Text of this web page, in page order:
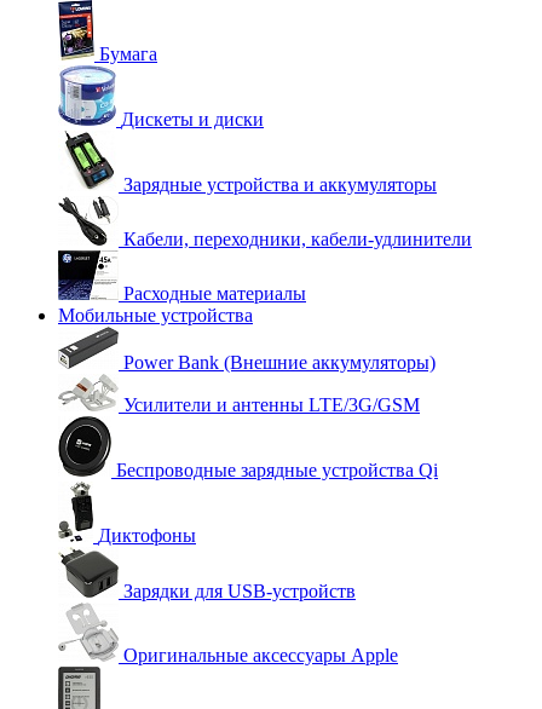
Бумага
Дискеты и диски
Зарядные устройства и аккумуляторы
Кабели, переходники, кабели-удлинители
Расходные материалы
Мобильные устройства
Power Bank (Внешние аккумуляторы)
Усилители и антенны LTE/3G/GSM
Беспроводные зарядные устройства Qi
Диктофоны
Зарядки для USB-устройств
Оригинальные аксессуары Apple